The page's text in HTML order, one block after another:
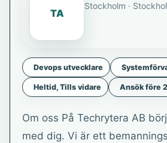
TA
Stockholm ·
Devops utvecklare
Heltid, Tills vidare Ansök före
Om oss På Techrytera AB
med dig. Vi är ett